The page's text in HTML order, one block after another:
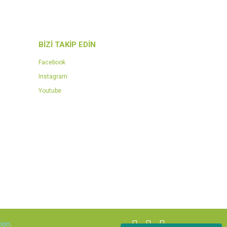
BİZİ TAKİP EDİN
Facebook
Instagram
Youtube